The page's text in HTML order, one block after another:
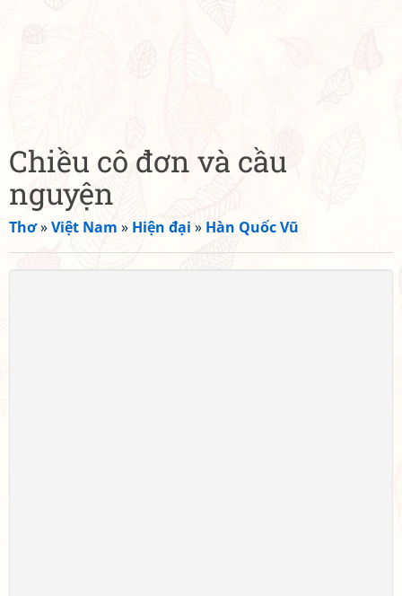
Chiều cô đơn và cầu
nguyện
Thơ»Việt Nam » Hiện đại » Hàn Quốc Vũ